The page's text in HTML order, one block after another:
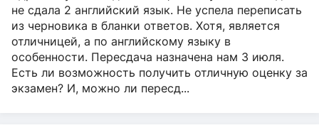
не сдала 2 английский язык. Не успела переписать
из черновика в бланки ответов. Хотя, является
отличницей, а по английскому языку в
особенности. Пересдача назначена нам 3 июля.
Есть ли возможность получить отличную оценку за
экзамен? И, можно ли пересд...